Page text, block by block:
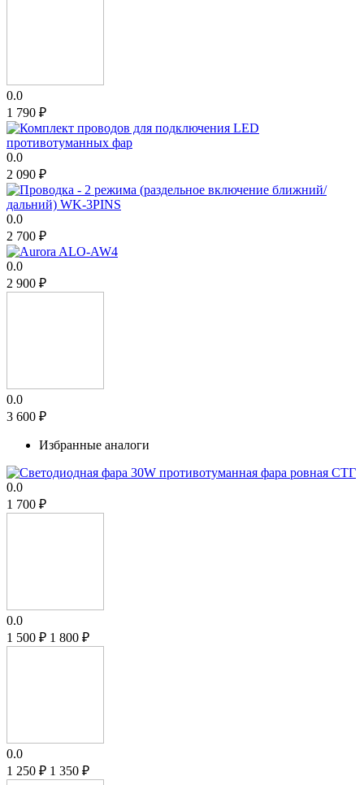
0.0
1 790 ₽
0.0
2 090 ₽
0.0
2 700 ₽
0.0
2 900 ₽
0.0
3 600 ₽
Избранные аналоги
0.0
1 700 ₽
0.0
1 500 ₽ 1 800 ₽
0.0
1 250 ₽ 1 350 ₽